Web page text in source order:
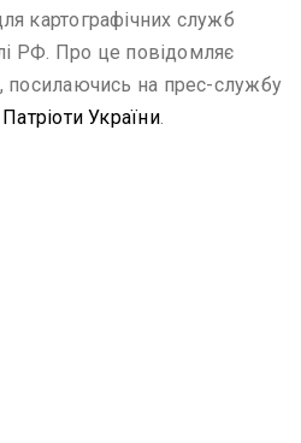
картографічних служб
РФ. Про це повідомляє
посилаючись на прес-службу
Патріоти України.